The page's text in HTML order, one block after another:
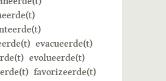
evacueerde(t)
evolueerde(t)
favorizeerde(t)